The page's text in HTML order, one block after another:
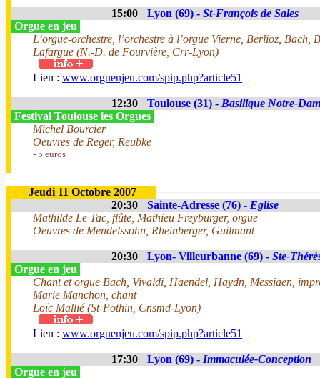
15:00 Lyon (69) - St-François de Sales
Orgue en jeu
L’orgue-orchestre, l’orchestre à l’orgue Vierne, Berlioz, Bach,
Lafargue (N.-D. de Fourvière, Crr-Lyon)
Lien : www.orguenjeu.com/spip.php?article51
12:30 Toulouse (31) - Basilique Notre-
Festival Toulouse les Orgues
Michel Bourcier
Oeuvres de Reger, Reubke
- 5 euros
Jeudi 11 Octobre 2007
20:30
Sainte-Adresse (76) - Eglise
Mathilde Le Tac, flûte, Mathieu Freyburger, orgue
Oeuvres de Mendelssohn, Rheinberger, Guilmant
20:30 Lyon- Villeurbanne (69) - Ste-
Orgue en jeu
Chant et orgue Bach, Vivaldi, Haendel, Haydn, Messiaen,
Marie Manchon, chant
Loïc Mallié (St-Pothin, Cnsmd-Lyon)
Lien : www.orguenjeu.com/spip.php?article51
17:30 Lyon (69) - Immaculée-Conception
Orgue en jeu